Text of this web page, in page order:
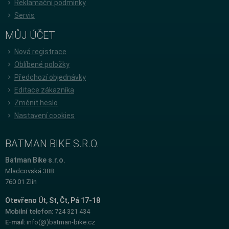
Reklamační podmínky
Servis
MŮJ ÚČET
Nová registrace
Oblíbené položky
Předchozí objednávky
Editace zákazníka
Změnit heslo
Nastavení cookies
BATMAN BIKE S.R.O.
Batman Bike s.r.o.
Mladcovská 388
760 01 Zlín
Otevřeno Út, St, Čt, Pá 17-18
Mobilní telefon: 724 321 434
E-mail: info(@)batman-bike.cz